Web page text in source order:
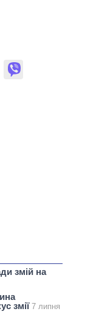
змій на
змії 7 липня